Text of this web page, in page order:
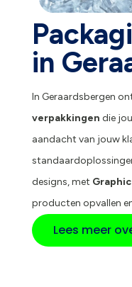
in
In Geraardsbergen
verpakkingen die
aandacht van jouw
designs, met
producten opvallen
Lees meer